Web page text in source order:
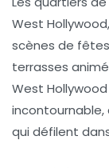
West
scènes de
terrasses
West
qui défilent